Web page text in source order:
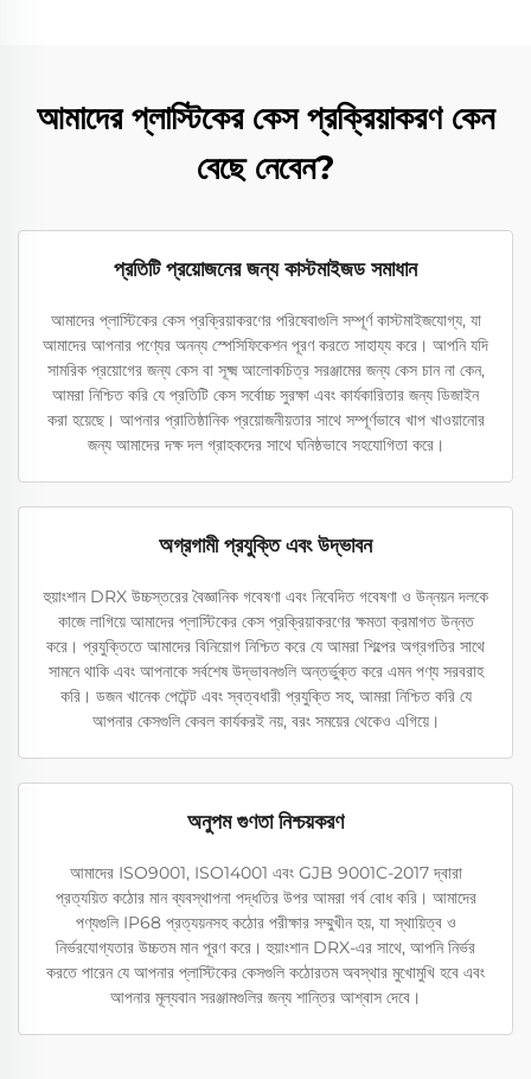
আমাদের প্লাস্টিকের কেস প্রক্রিয়াকরণ কেন
বেছে নেবেন?
প্রতিটি প্রয়োজনের জন্য কাস্টমাইজড সমাধান
আমাদের প্লাস্টিকের কেস প্রক্রিয়াকরণের পরিষেবাগুলি সম্পূর্ণ কাস্টমাইজযোগ্য, যা
আমাদের আপনার পণ্যের অনন্য স্পেসিফিকেশন পূরণ করতে সাহায্য করে। আপনি যদি
সামরিক প্রয়োগের জন্য কেস বা সূক্ষ্ম আলোকচিত্র সরঞ্জামের জন্য কেস চান না কেন,
আমরা নিশ্চিত করি যে প্রতিটি কেস সর্বোচ্চ সুরক্ষা এবং কার্যকারিতার জন্য ডিজাইন
করা হয়েছে। আপনার প্রাতিষ্ঠানিক প্রয়োজনীয়তার সাথে সম্পূর্ণভাবে খাপ খাওয়ানোর
জন্য আমাদের দক্ষ দল গ্রাহকদের সাথে ঘনিষ্ঠভাবে সহযোগিতা করে।
অগ্রগামী প্রযুক্তি এবং উদ্ভাবন
হুয়াংশান DRX উচ্চস্তরের বৈজ্ঞানিক গবেষণা এবং নিবেদিত গবেষণা ও উন্নয়ন দলকে
কাজে লাগিয়ে আমাদের প্লাস্টিকের কেস প্রক্রিয়াকরণের ক্ষমতা ক্রমাগত উন্নত
করে। প্রযুক্তিতে আমাদের বিনিয়োগ নিশ্চিত করে যে আমরা শিল্পের অগ্রগতির সাথে
সামনে থাকি এবং আপনাকে সর্বশেষ উদ্ভাবনগুলি অন্তর্ভুক্ত করে এমন পণ্য সরবরাহ
করি। ডজন খানেক পেটেন্ট এবং স্বত্বধারী প্রযুক্তি সহ, আমরা নিশ্চিত করি যে
আপনার কেসগুলি কেবল কার্যকরই নয়, বরং সময়ের থেকেও এগিয়ে।
অনুপম গুণতা নিশ্চয়করণ
আমাদের ISO9001, ISO14001 এবং GJB 9001C-2017 দ্বারা
প্রত্যয়িত কঠোর মান ব্যবস্থাপনা পদ্ধতির উপর আমরা গর্ব বোধ করি। আমাদের
পণ্যগুলি IP68 প্রত্যয়নসহ কঠোর পরীক্ষার সম্মুখীন হয়, যা স্থায়িত্ব ও
নির্ভরযোগ্যতার উচ্চতম মান পূরণ করে। হুয়াংশান DRX-এর সাথে, আপনি নির্ভর
করতে পারেন যে আপনার প্লাস্টিকের কেসগুলি কঠোরতম অবস্থার মুখোমুখি হবে এবং
আপনার মূল্যবান সরঞ্জামগুলির জন্য শান্তির আশ্বাস দেবে।